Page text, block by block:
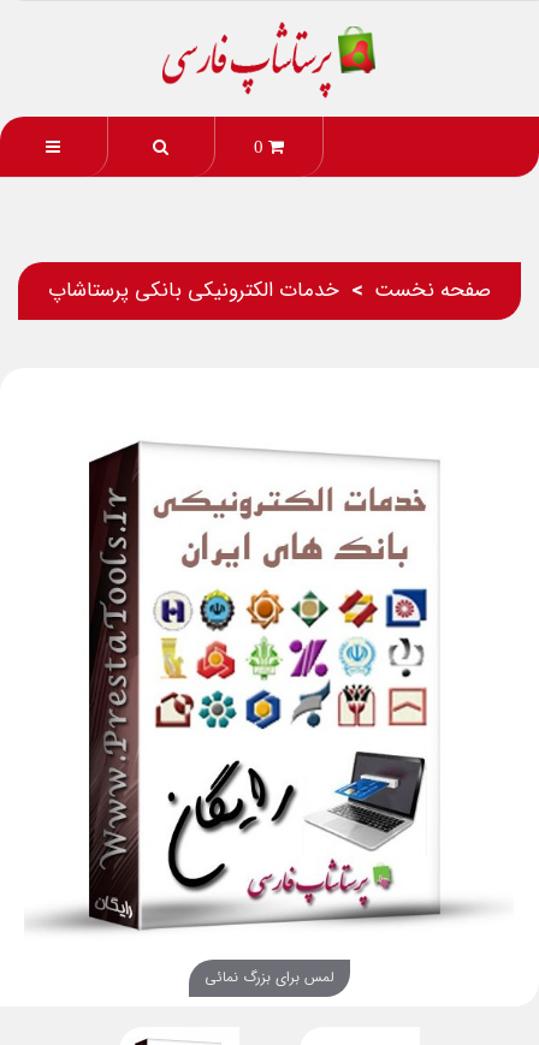
0
صفحه نخست خدمات الکترونیکی بانکی پرستاشاپ
لمس برای بزرگ نمائی